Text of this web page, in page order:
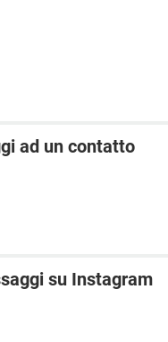
ad un contatto
su Instagram